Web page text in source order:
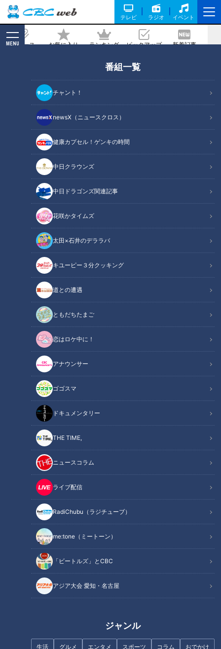
テレビ ラジオ イベント
ニュース お気に入り ランキング ピックアップ 新着記事
MENU
番組一覧
チャント！
newsX（ニュースクロス）
健康カプセル！ゲンキの時間
中日クラウンズ
中日ドラゴンズ関連記事
花咲かタイムズ
太田×石井のデララバ
キユーピー３分クッキング
道との遭遇
ともだちたまご
恋はロケ中に！
アナウンサー
ゴゴスマ
ドキュメンタリー
THE TIME,
ニュースコラム
ライブ配信
RadiChubu（ラジチューブ）
me:tone（ミートーン）
「ビートルズ」とCBC
アジア大会 愛知・名古屋
ジャンル
生活 グルメ エンタメ スポーツ コラム おでかけ
知ってほしい高熱の原因は…道化師様魚
鱗癬 定期配信型ドキュメンタリー第１
記事に戻る
３８．２℃の発熱…コロナ禍だからこそ知ってほしい高熱の原因は…道
化師様魚鱗癬 定期配信型ドキュメンタリー第１５話
この記事の画像（全1枚）
記事に戻る
この記事を見たあなたへのおすすめ
38.2℃の発熱…そのあとは？暑
い季節がやってきた～配信型ド
キュメンタリー「ピエロと呼ば
れた息子」第123話
禍だからこそ知ってほしい魚鱗
癬の症状～CBCテレビ定期配信
型ドキュメンタリー「ピエロと
呼ばれた息子」第６０話
命にかかわる！？腰痛・頭痛サ